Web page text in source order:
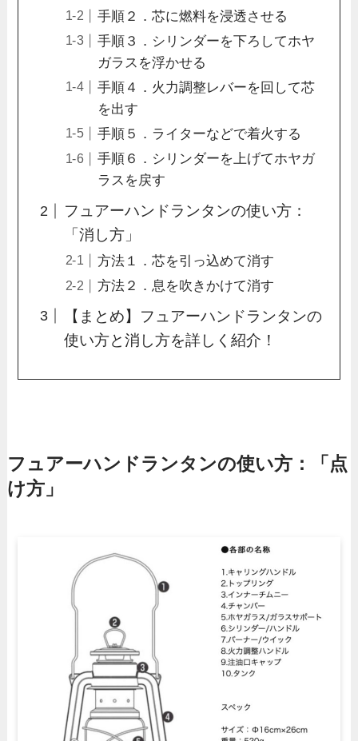
手順２．芯に燃料を浸透させる
手順３．シリンダーを下ろしてホヤ
ガラスを浮かせる
手順４．火力調整レバーを回して芯
を出す
手順５．ライターなどで着火する
手順６．シリンダーを上げてホヤガ
ラスを戻す
フュアーハンドランタンの使い方：
「消し方」
方法１．芯を引っ込めて消す
方法２．息を吹きかけて消す
【まとめ】フュアーハンドランタンの
使い方と消し方を詳しく紹介！
フュアーハンドランタンの使い方：「点
け方」